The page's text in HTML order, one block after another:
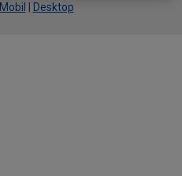
Mobil Desktop